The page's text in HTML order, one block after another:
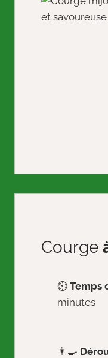
Courge
⏲️ Temps
minutes
👨‍🍳